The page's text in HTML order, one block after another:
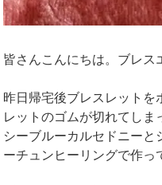
皆さんこんにちは。ブレス
昨日帰宅後ブレスレットを
レットのゴムが切れてしま
シーブルーカルセドニーと
ーチュンヒーリングで作っ